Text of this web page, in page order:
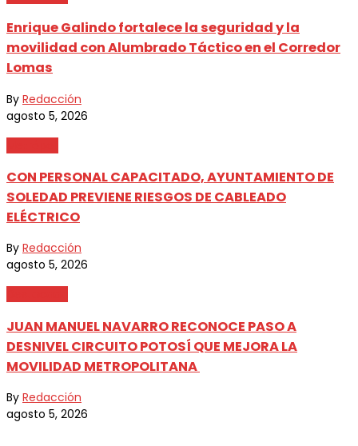
Enrique Galindo fortalece la seguridad y la
movilidad con Alumbrado Táctico en el Corredor
Lomas
By Redacción
agosto 5, 2026
CON PERSONAL CAPACITADO, AYUNTAMIENTO DE
SOLEDAD PREVIENE RIESGOS DE CABLEADO
ELÉCTRICO
By Redacción
agosto 5, 2026
JUAN MANUEL NAVARRO RECONOCE PASO A
DESNIVEL CIRCUITO POTOSÍ QUE MEJORA LA
MOVILIDAD METROPOLITANA
By Redacción
agosto 5, 2026